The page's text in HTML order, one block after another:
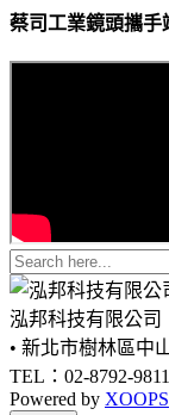
蔡司工業鏡頭攜手
泓邦科技有限公司
• 新北市樹林區中
TEL：02-8792-9811
Powered by XOOPS